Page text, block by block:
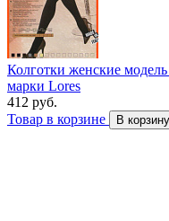
Колготки женские
марки Lores
412 руб.
Товар в корзине
В корзину